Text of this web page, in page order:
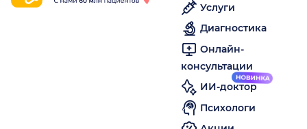
Услуги
Диагностика
Онлайн-
консультации
ИИ-доктор
Психологи